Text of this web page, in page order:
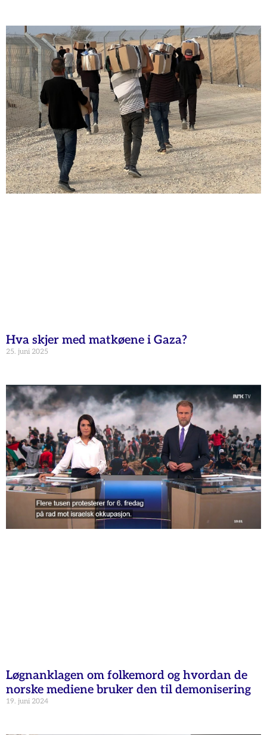
Hva skjer med matkøene i Gaza?
25. juni 2025
Løgnanklagen om folkemord og hvordan de
norske mediene bruker den til demonisering
19. juni 2024